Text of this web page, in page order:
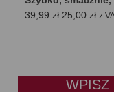
39,99 zł.
39,99zł Pierwotna
wynosiła:
25,00 zł z
WPISZ